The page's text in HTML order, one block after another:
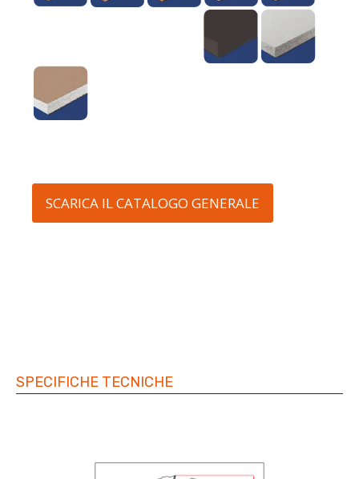
SCARICA IL CATALOGO GENERALE
SPECIFICHE TECNICHE